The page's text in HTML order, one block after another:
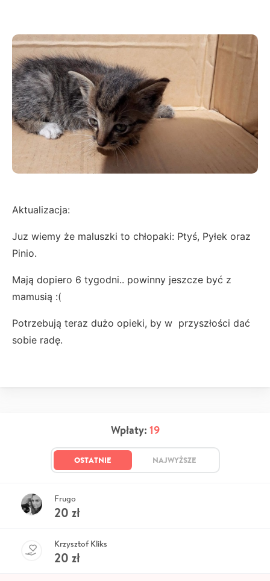
Aktualizacja:
Juz wiemy że maluszki to chłopaki: Ptyś, Pyłek oraz
Pinio.
Mają dopiero 6 tygodni.. powinny jeszcze być z
mamusią :(
Potrzebują teraz dużo opieki, by w przyszłości dać
sobie radę.
Wpłaty: 19
OSTATNIE NAJWYŻSZE
Frugo
20 zł
Krzysztof Kliks
20 zł